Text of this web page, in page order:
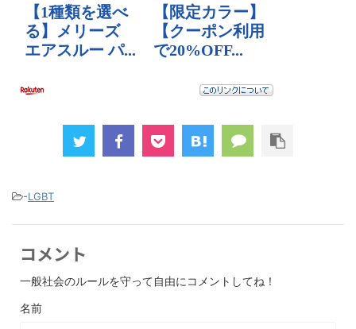
-LGBT
コメント
一般社会のルールを守って自由にコメントしてね！
名前